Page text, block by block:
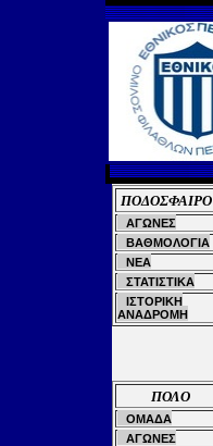
ΠΟΔΟΣΦΑΙΡΟ
ΑΓΩΝΕΣ
ΒΑΘΜΟΛΟΓΙΑ
ΝΕΑ
ΣΤΑΤΙΣΤΙΚΑ
ΙΣΤΟΡΙΚΗ
ΑΝΑΔΡΟΜΗ
ΠΟΛΟ
ΟΜΑΔΑ
ΑΓΩΝΕΣ